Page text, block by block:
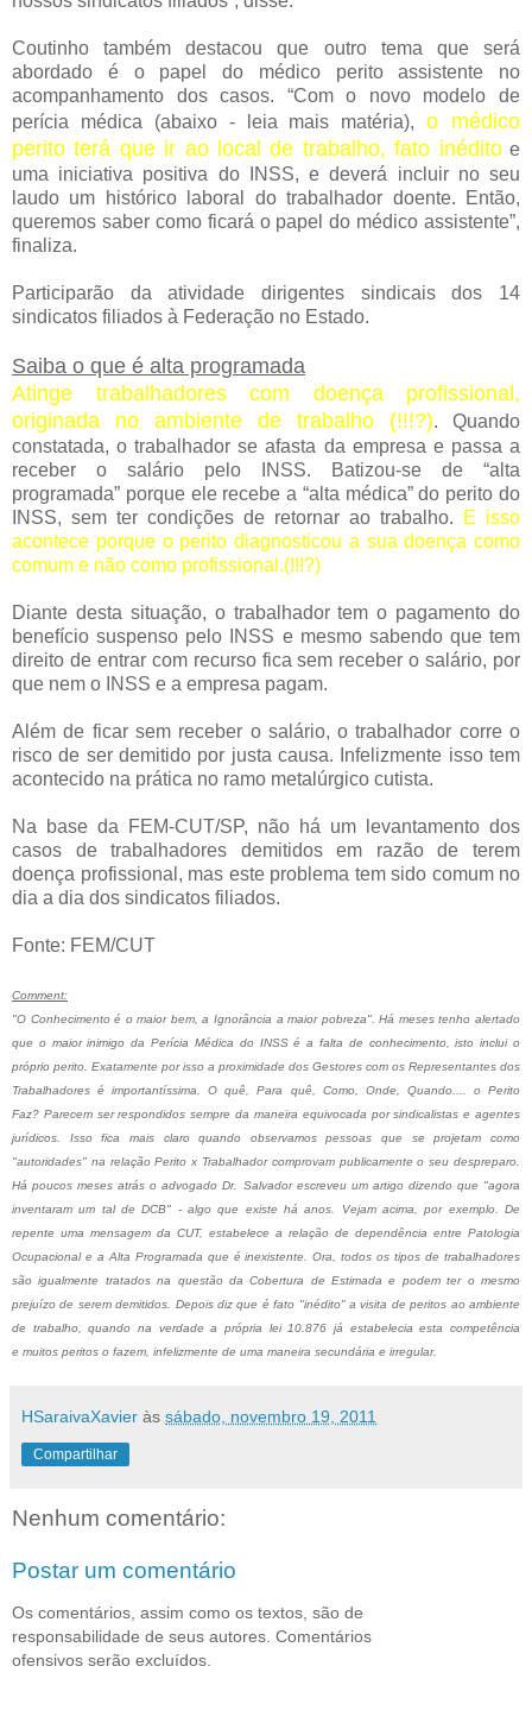
Coutinho também destacou que outro tema que será
abordado é o papel do médico perito assistente no
acompanhamento dos casos. “Com o novo modelo de
perícia médica (abaixo - leia mais matéria),o médico
perito terá que ir ao local de trabalho, fato inéditoe
uma iniciativa positiva do INSS, e deverá incluir no seu
laudo um histórico laboral do trabalhador doente. Então,
queremos saber como ficará o papel do médico assistente”,
finaliza.
Participarão da atividade dirigentes sindicais dos 14
sindicatos filiados à Federação no Estado.
Saiba o que é alta programada
Atinge trabalhadores com doença profissional,
originada no ambiente de trabalho (!!!?). Quando
constatada, o trabalhador se afasta da empresa e passa a
receber o salário pelo INSS. Batizou-se de “alta
programada” porque ele recebe a “alta médica” do perito do
INSS, sem ter condições de retornar ao trabalho.
E isso
acontece porque o perito diagnosticou a sua doença como
comum e não como profissional.(!!!?)
Diante desta situação, o trabalhador tem o pagamento do
benefício suspenso pelo INSS e mesmo sabendo que tem
direito de entrar com recurso fica sem receber o salário, por
que nem o INSS e a empresa pagam.
Além de ficar sem receber o salário, o trabalhador corre o
risco de ser demitido por justa causa. Infelizmente isso tem
acontecido na prática no ramo metalúrgico cutista.
Na base da FEM-CUT/SP, não há um levantamento dos
casos de trabalhadores demitidos em razão de terem
doença profissional, mas este problema tem sido comum no
dia a dia dos sindicatos filiados.
Fonte: FEM/CUT
Comment:
"O Conhecimento é o maior bem, a Ignorância a maior pobreza". Há meses tenho alertado
que o maior inimigo da Perícia Médica do INSS é a falta de conhecimento, isto inclui o
próprio perito. Exatamente por isso a proximidade dos Gestores com os Representantes dos
Trabalhadores é importantíssima. O quê, Para quê, Como, Onde, Quando.... o Perito
Faz? Parecem ser respondidos sempre da maneira equivocada por sindicalistas e agentes
jurídicos. Isso fica mais claro quando observamos pessoas que se projetam como
"autoridades" na relação Perito x Trabalhador comprovam publicamente o seu despreparo.
Há poucos meses atrás o advogado Dr. Salvador escreveu um artigo dizendo que "agora
inventaram um tal de DCB" - algo que existe há anos. Vejam acima, por exemplo. De
repente uma mensagem da CUT, estabelece a relação de dependência entre Patologia
Ocupacional e a Alta Programada que é inexistente. Ora, todos os tipos de trabalhadores
são igualmente tratados na questão da Cobertura de Estimada e podem ter o mesmo
prejuízo de serem demitidos. Depois diz que é fato "inédito" a visita de peritos ao ambiente
de trabalho, quando na verdade a própria lei 10.876 já estabelecia esta competência
e muitos peritos o fazem, infelizmente de uma maneira secundária e irregular.
HSaraivaXavier às sábado, novembro 19, 2011
Compartilhar
Nenhum comentário:
Postar um comentário
Os comentários, assim como os textos, são de
responsabilidade de seus autores. Comentários
ofensivos serão excluídos.